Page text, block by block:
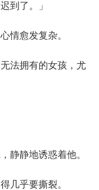
到了。」
愈发复杂。
法拥有的女孩，尤
静地诱惑着他。
乎要撕裂。